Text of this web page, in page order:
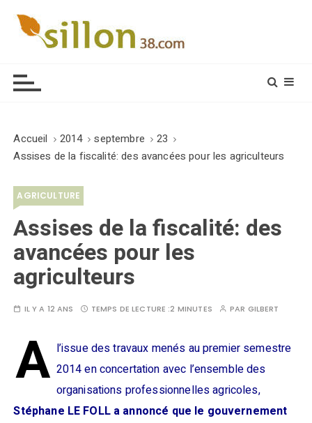
Accueil 2014 septembre
23
Assises de la fiscalité: des avancées pour les agriculteurs
AGRICULTURE
Assises de la fiscalité: des
avancées pour les
agriculteurs
IL Y A 12 ANS TEMPS DE LECTURE :2 MINUTES PAR GILBERT
A l’issue des travaux menés au premier semestre
2014 en concertation avec l’ensemble des
organisations professionnelles agricoles,
Stéphane LE FOLL a annoncé que le gouvernement